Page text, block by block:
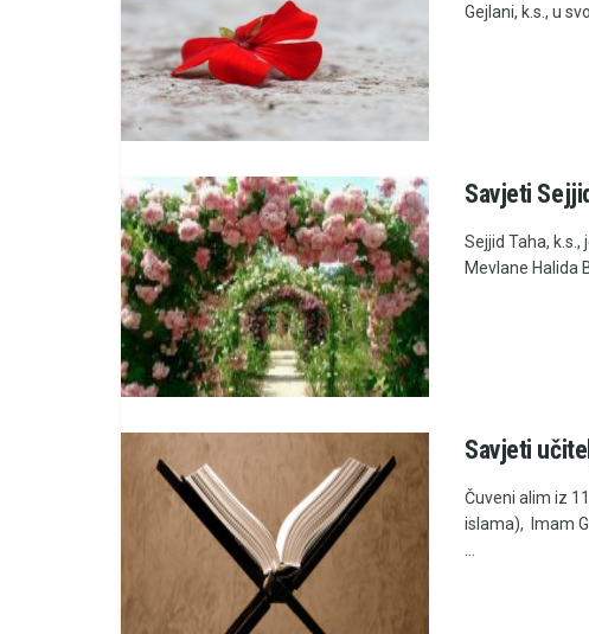
Gejlani, k.s., u
Savjeti
Sejjid Taha,
Mevlane Halida
Savjeti
Čuveni alim iz
islama), Imam